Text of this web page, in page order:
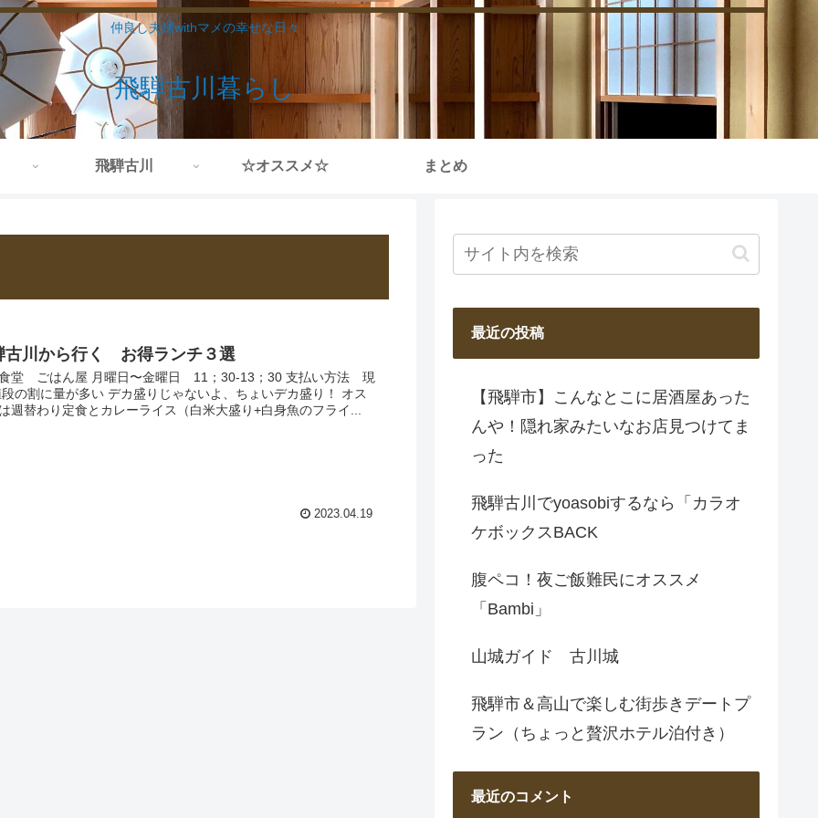
仲良し夫婦withマメの幸せな日々
飛騨古川暮らし
飛騨古川 ☆オススメ☆ まとめ
古川から行く お得ランチ３選
堂 ごはん屋 月曜日〜金曜日 11；30-13；30 支払い方法 現
の割に量が多い デカ盛りじゃないよ、ちょいデカ盛り！ オス
週替わり定食とカレーライス（白米大盛り+白身魚のフライ...
2023.04.19
最近の投稿
【飛騨市】こんなとこに居酒屋あった
んや！隠れ家みたいなお店見つけてま
った
飛騨古川でyoasobiするなら「カラオ
ケボックスBACK
腹ペコ！夜ご飯難民にオススメ
「Bambi」
山城ガイド 古川城
飛騨市＆高山で楽しむ街歩きデートプ
ラン（ちょっと贅沢ホテル泊付き）
最近のコメント